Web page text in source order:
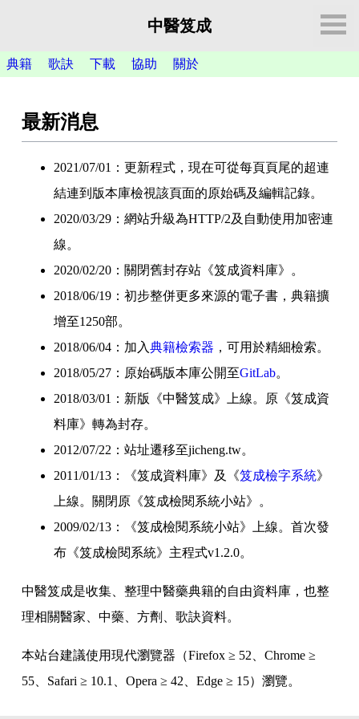
中醫笈成
典籍 歌訣 下載 協助 關於
最新消息
2021/07/01：更新程式，現在可從每頁頁尾的超連
結連到版本庫檢視該頁面的原始碼及編輯記錄。
2020/03/29：網站升級為HTTP/2及自動使用加密連
線。
2020/02/20：關閉舊封存站《笈成資料庫》。
2018/06/19：初步整併更多來源的電子書，典籍擴
增至1250部。
2018/06/04：加入典籍檢索器 ，可用於精細檢索。
2018/05/27：原始碼版本庫公開至GitLab。
2018/03/01：新版《中醫笈成》上線。原《笈成資
料庫》轉為封存。
2012/07/22：站址遷移至jicheng.tw。
2011/01/13：《笈成資料庫》及《笈成檢字系統》
上線。關閉原《笈成檢閱系統小站》。
2009/02/13：《笈成檢閱系統小站》上線。首次發
布《笈成檢閱系統》主程式v1.2.0。
中醫笈成是收集、整理中醫藥典籍的自由資料庫，也整
理相關醫家、中藥、方劑、歌訣資料。
本站台建議使用現代瀏覽器（Firefox ≥ 52、Chrome ≥
55、Safari ≥ 10.1、Opera ≥ 42、Edge ≥ 15）瀏覽。